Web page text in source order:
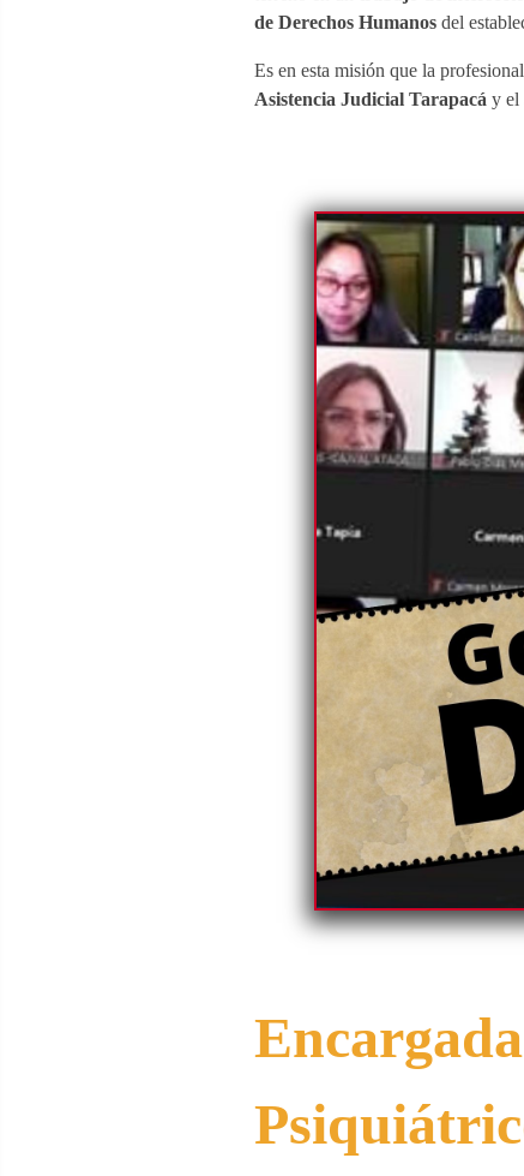
de Derechos Humanos del
Es en esta misión que la
Asistencia Judicial Tarapacáy el